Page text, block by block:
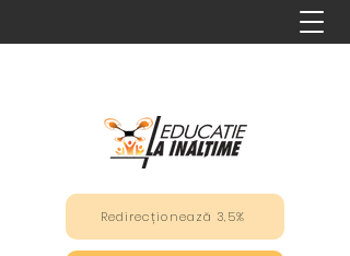
Redirecționează 3,5%